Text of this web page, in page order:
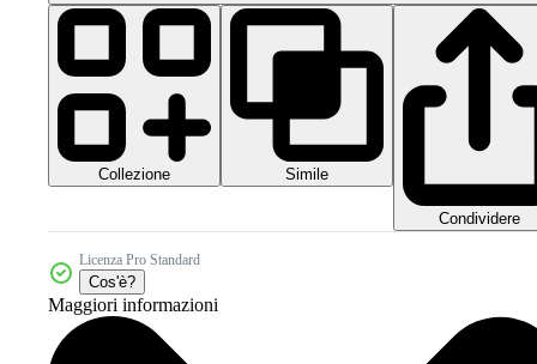
Collezione Simile
Condividere
Licenza Pro Standard
Cos'è?
Maggiori informazioni